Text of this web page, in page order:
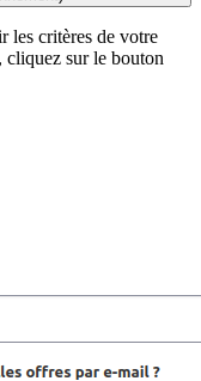
les critères de votre
cliquez sur le bouton